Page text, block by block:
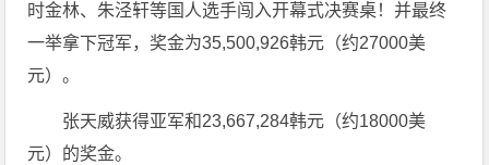
时金林、朱泾轩等国人选手闯入开幕式决赛桌！并最终
一举拿下冠军，奖金为35,500,926韩元（约27000美
元）。
张天威获得亚军和23,667,284韩元（约18000美
元）的奖金。